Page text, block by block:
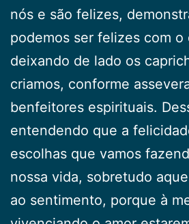
nós e são felizes,
podemos ser felizes com o
deixando de lado os
criamos, conforme
benfeitores espirituais.
entendendo que a
escolhas que vamos
nossa vida, sobretudo
ao sentimento, porque à